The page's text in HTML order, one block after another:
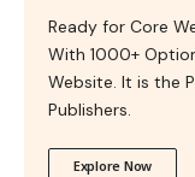
Ready for Core
With 1000+
Website. It is the
Publishers.
Explore Now